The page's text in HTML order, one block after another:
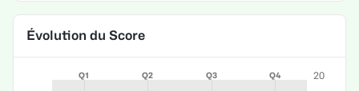
Évolution du Score
Q1 Q2 Q3 Q4 20